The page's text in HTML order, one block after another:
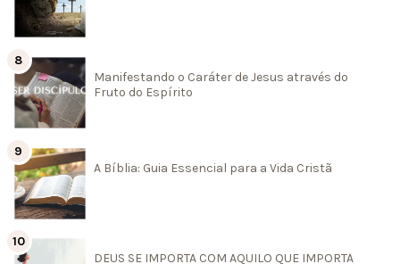
Manifestando o Caráter de Jesus através do
Fruto do Espírito
A Bíblia: Guia Essencial para a Vida Cristã
DEUS SE IMPORTA COM AQUILO QUE IMPORTA